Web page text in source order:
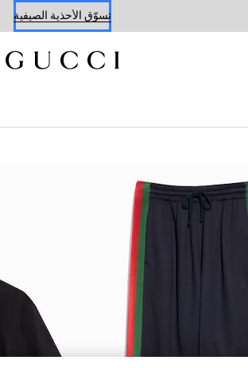
حجز موعد
تسوّق الأحذية الصيفية